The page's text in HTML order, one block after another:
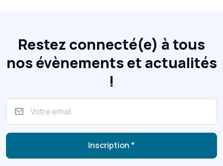
Restez connecté(e) à tous
nos évènements et actualités
!
Inscription *